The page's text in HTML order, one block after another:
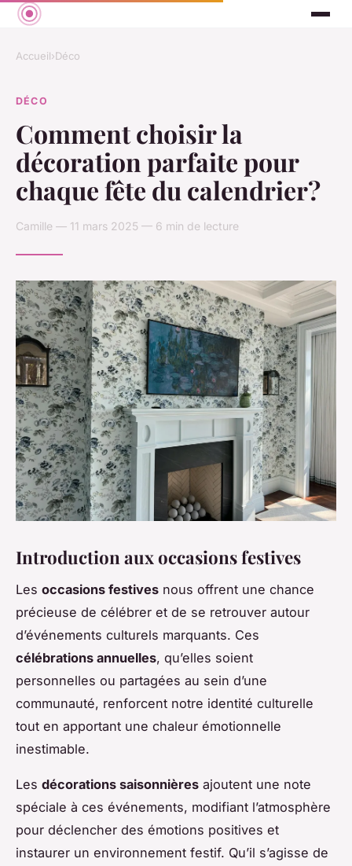
Accueil›Déco
DÉCO
Comment choisir la
décoration parfaite pour
chaque fête du calendrier?
Camille — 11 mars 2025 — 6 min de lecture
Introduction aux occasions festives
Les occasions festives nous offrent une chance
précieuse de célébrer et de se retrouver autour
d’événements culturels marquants. Ces
célébrations annuelles, qu’elles soient
personnelles ou partagées au sein d’une
communauté, renforcent notre identité culturelle
tout en apportant une chaleur émotionnelle
inestimable.
Les décorations saisonnières ajoutent une note
spéciale à ces événements, modifiant l’atmosphère
pour déclencher des émotions positives et
instaurer un environnement festif. Qu’il s’agisse de